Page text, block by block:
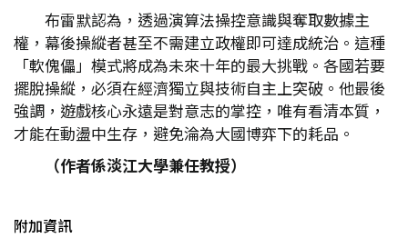
布雷默認為，透過演算法操控意識與奪取數據主
權，幕後操縱者甚至不需建立政權即可達成統治。這種
「軟傀儡」模式將成為未來十年的最大挑戰。各國若要
擺脫操縱，必須在經濟獨立與技術自主上突破。他最後
強調，遊戲核心永遠是對意志的掌控，唯有看清本質，
才能在動盪中生存，避免淪為大國博弈下的耗品。
（作者係淡江大學兼任教授）
附加資訊